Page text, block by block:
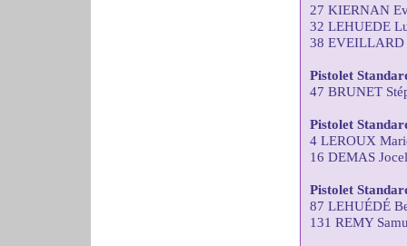
27 KIERNAN
32 LEHUEDE
38 EVEILLARD
Pistolet
47 BRUNET
Pistolet
4 LEROUX
16 DEMAS
Pistolet
87 LEHUÉDÉ
131 REMY